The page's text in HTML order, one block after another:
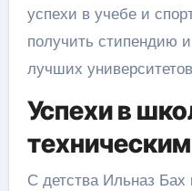
успехи в учебе и
получить стипендию
лучших
Успехи в
С детства Ильназ